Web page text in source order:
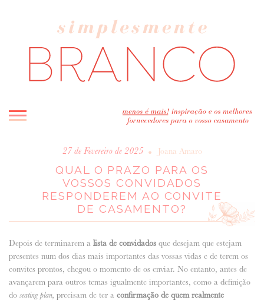
INICIO
BLOG
MELHOR INSPIRAÇÃO
ENTREVISTAS
REAL WEDDINGS & EDITORIAIS
CASAVA-ME AQUI!
FORNECEDORES RECOMENDADOS
ANUNCIE CONNOSCO
27 de Fevereiro de 2025 • Joana Amaro
QUAL O PRAZO PARA OS
VOSSOS CONVIDADOS
RESPONDEREM AO CONVITE
DE CASAMENTO?
Depois de terminarem a lista de convidados que desejam que estejam
presentes num dos dias mais importantes das vossas vidas e de terem os
convites prontos, chegou o momento de os enviar. No entanto, antes de
avançarem para outros temas igualmente importantes, como a definição
do seating plan, precisam de ter a confirmação de quem realmente